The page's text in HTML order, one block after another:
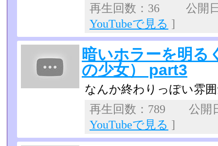
再生回数：36 公開
YouTubeで見る ]
暗いホラーを明る
の少女） part3
なんか終わりっぽい雰
再生回数：789 公
YouTubeで見る ]